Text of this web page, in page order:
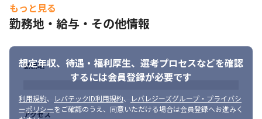
◆望ましい経験・スキル
・ビジネスレベルの英語力
・コンサルティング経験（戦略コンサルティングよりが望まし
い）
・マネージャー経験
・投資銀行在籍者
・スタートアップベンチャー企業のハンズオン支援
・M&A関連の業務経験
もっと見る
勤務地・給与・その他情報
想定年収、待遇・福利厚生、 選考プロセスなどを確認
するには会員登録が必要です
利用規約、 レバテックID利用規約、
レバレジーズグループ・プライバシ
ーポリシーをご確認のうえ、同意いただける場合は会員登録へお進みく
勤務地
アクセス